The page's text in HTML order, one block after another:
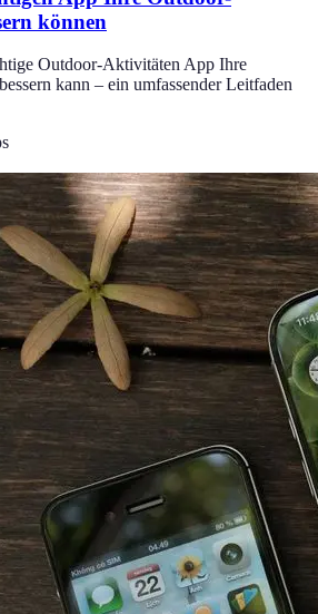
können
Outdoor-Aktivitäten App Ihre
kann – ein umfassender Leitfaden